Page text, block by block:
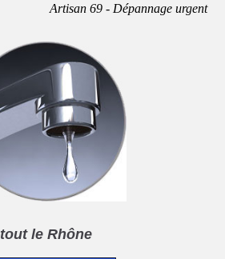
Artisan 69 - Dépannage urgent
tout le Rhône